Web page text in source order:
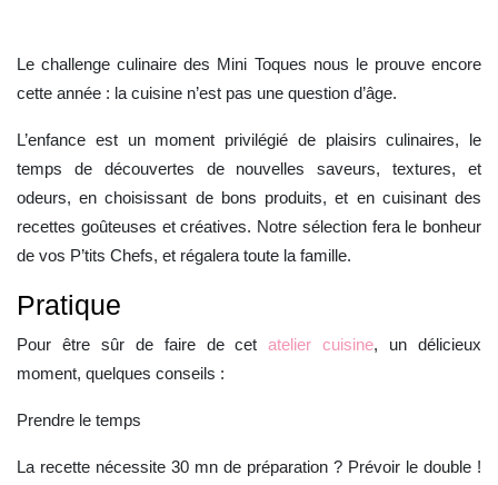
Le challenge culinaire des Mini Toques nous le prouve encore
cette année : la cuisine n’est pas une question d’âge.
L’enfance est un moment privilégié de plaisirs culinaires, le
temps de découvertes de nouvelles saveurs, textures, et
odeurs, en choisissant de bons produits, et en cuisinant des
recettes goûteuses et créatives. Notre sélection fera le bonheur
de vos P’tits Chefs, et régalera toute la famille.
Pratique
Pour être sûr de faire de cetatelier cuisine, un délicieux
moment, quelques conseils :
Prendre le temps
La recette nécessite 30 mn de préparation ? Prévoir le double !